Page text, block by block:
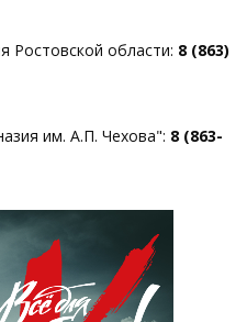
области: 8 (863)
им. А.П. Чехова": 8 (863-